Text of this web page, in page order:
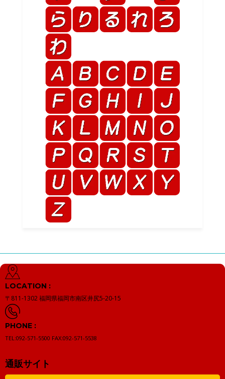
LOCATION :
〒811-1302福岡県福岡市南区井尻5-20-15
PHONE :
TEL:092-571-5500 FAX:092-571-5538
通販サイト